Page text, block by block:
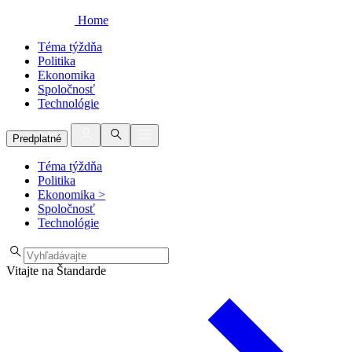
Home
Téma týždňa
Politika
Ekonomika
Spoločnosť
Technológie
Predplatné
Téma týždňa
Politika
Ekonomika >
Spoločnosť
Technológie
Vitajte na Štandarde